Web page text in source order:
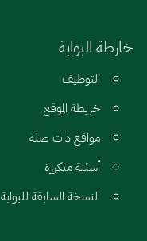
خارطة البوابة
التوظيف
خريطة الموقع
مواقع ذات صلة
أسئلة متكررة
النسخة السابقة للبوابة